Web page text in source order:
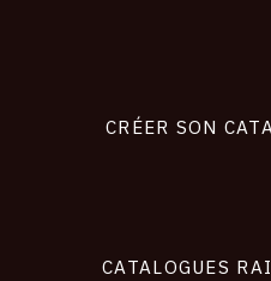
CRÉER SON
CATALOGUES